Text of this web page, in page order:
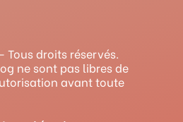
r
e
s
o
o
k
y
Tous droits réservés.
ne sont pas libres de
avant toute